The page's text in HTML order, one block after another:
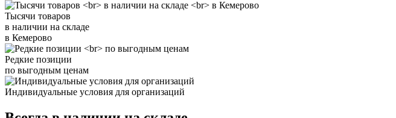
Тысячи товаров
в наличии на складе
в Кемерово
Редкие позиции
по выгодным ценам
Индивидуальные условия для организаций